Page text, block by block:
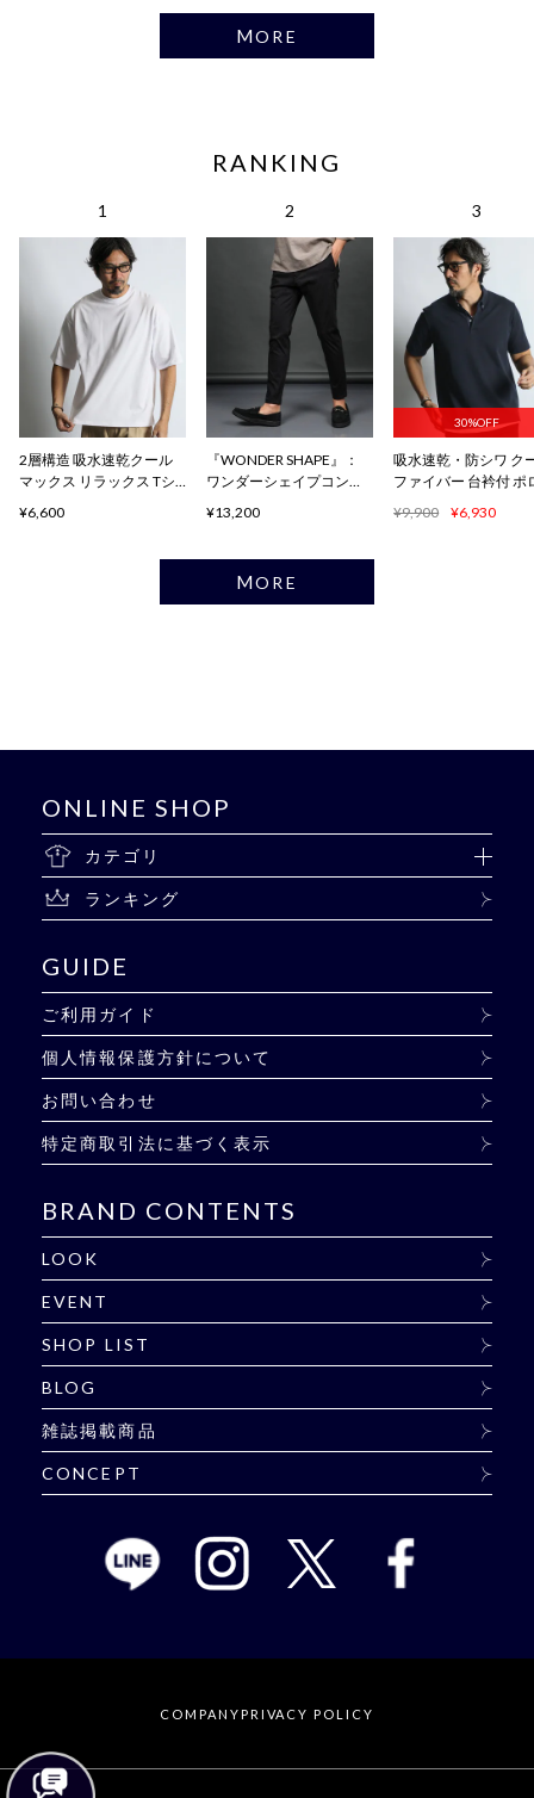
MORE
RANKING
2層構造 吸水速乾クール
マックス リラックス Tシ
¥6,600
『WONDER SHAPE』：
ワンダーシェイプコンフ
¥13,200
30%OFF
吸水速乾・防シワ ク
ファイバー 台衿付 ポ
¥9,900 ¥6,930
MORE
ONLINE SHOP
カテゴリ
ランキング
GUIDE
ご利用ガイド
個人情報保護方針について
お問い合わせ
特定商取引法に基づく表示
BRAND CONTENTS
LOOK
EVENT
SHOP LIST
BLOG
雑誌掲載商品
CONCEPT
COMPANYPRIVACY POLICY